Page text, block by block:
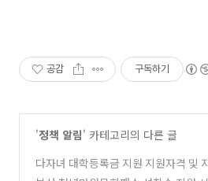
공감 구독하기
'정책 알림' 카테고리의 다른 글
다자녀 대학등록금 지원 지원자격 및